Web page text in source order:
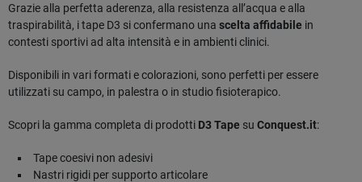
Grazie alla perfetta aderenza, alla resistenza all’acqua e alla
traspirabilità, i tape D3 si confermano una scelta affidabile in
contesti sportivi ad alta intensità e in ambienti clinici.
Disponibili in vari formati e colorazioni, sono perfetti per essere
utilizzati su campo, in palestra o in studio fisioterapico.
Scopri la gamma completa di prodotti D3 Tape su Conquest.it:
Tape coesivi non adesivi
Nastri rigidi per supporto articolare